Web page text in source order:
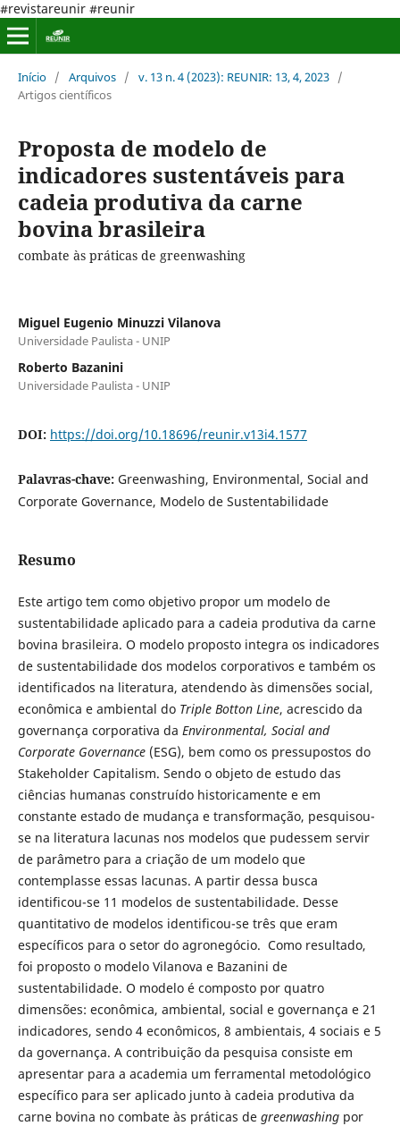
#revistareunir #reunir
Início / Arquivos / v. 13 n. 4 (2023): REUNIR: 13, 4, 2023 /
Artigos científicos
Proposta de modelo de
indicadores sustentáveis para
cadeia produtiva da carne
bovina brasileira
combate às práticas de greenwashing
Miguel Eugenio Minuzzi Vilanova
Universidade Paulista - UNIP
Roberto Bazanini
Universidade Paulista - UNIP
DOI: https://doi.org/10.18696/reunir.v13i4.1577
Palavras-chave: Greenwashing, Environmental, Social and
Corporate Governance, Modelo de Sustentabilidade
Resumo
Este artigo tem como objetivo propor um modelo de
sustentabilidade aplicado para a cadeia produtiva da carne
bovina brasileira. O modelo proposto integra os indicadores
de sustentabilidade dos modelos corporativos e também os
identificados na literatura, atendendo às dimensões social,
econômica e ambiental do Triple Botton Line, acrescido da
governança corporativa da Environmental, Social and
Corporate Governance(ESG), bem como os pressupostos do
Stakeholder Capitalism. Sendo o objeto de estudo das
ciências humanas construído historicamente e em
constante estado de mudança e transformação, pesquisou-
se na literatura lacunas nos modelos que pudessem servir
de parâmetro para a criação de um modelo que
contemplasse essas lacunas. A partir dessa busca
identificou-se 11 modelos de sustentabilidade. Desse
quantitativo de modelos identificou-se três que eram
específicos para o setor do agronegócio. Como resultado,
foi proposto o modelo Vilanova e Bazanini de
sustentabilidade. O modelo é composto por quatro
dimensões: econômica, ambiental, social e governança e 21
indicadores, sendo 4 econômicos, 8 ambientais, 4 sociais e 5
da governança. A contribuição da pesquisa consiste em
apresentar para a academia um ferramental metodológico
específico para ser aplicado junto à cadeia produtiva da
carne bovina no combate às práticas de greenwashingpor